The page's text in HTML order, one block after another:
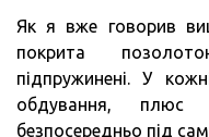
Як я вже говорив
покрита
підпружинені. У
обдування, плюс
безпосередньо під